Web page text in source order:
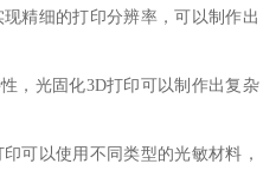
精细的打印分辨率，可以制作出
，光固化3D打印可以制作出复杂
可以使用不同类型的光敏材料，